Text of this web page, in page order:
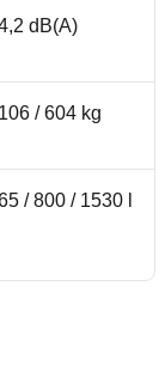
dB(A)
/ 604 kg
/ 800 / 1530 l